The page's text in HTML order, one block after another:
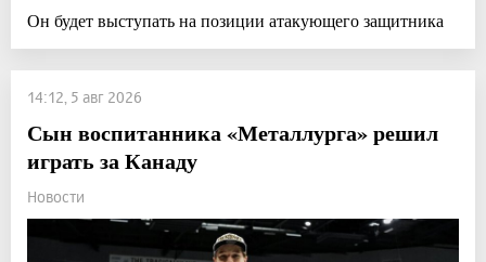
Он будет выступать на позиции атакующего защитника
14:12, 5 авг 2026
Сын воспитанника «Металлурга» решил
играть за Канаду
Новости